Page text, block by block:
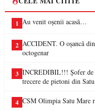
1 Au venit oșenii acasă…
2 ACCIDENT. O oșancă
octogenar
3 INCREDIBIL!!! Șofer de
trecere de pietoni din
4 CSM Olimpia Satu Mare